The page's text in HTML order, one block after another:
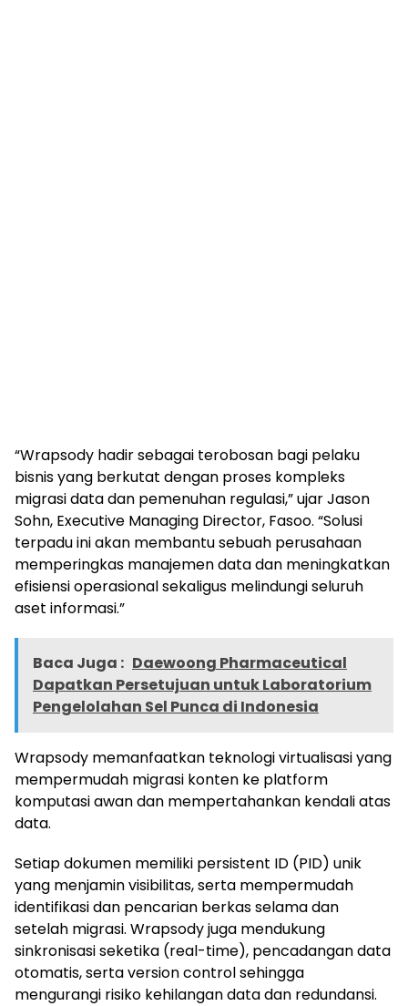
“Wrapsody hadir sebagai terobosan bagi pelaku
bisnis yang berkutat dengan proses kompleks
migrasi data dan pemenuhan regulasi,” ujar Jason
Sohn, Executive Managing Director, Fasoo. “Solusi
terpadu ini akan membantu sebuah perusahaan
memperingkas manajemen data dan meningkatkan
efisiensi operasional sekaligus melindungi seluruh
aset informasi.”
Baca Juga : Daewoong Pharmace­­utical
Dapatkan Persetujuan untuk Laboratorium
Pengelolahan Sel Punca di Indonesia
Wrapsody memanfaatkan teknologi virtualisasi yang
mempermudah migrasi konten ke platform
komputasi awan dan mempertahankan kendali atas
data.
Setiap dokumen memiliki persistent ID (PID) unik
yang menjamin visibilitas, serta mempermudah
identifikasi dan pencarian berkas selama dan
setelah migrasi. Wrapsody juga mendukung
sinkronisasi seketika (real-time), pencadangan data
otomatis, serta version control sehingga
mengurangi risiko kehilangan data dan redundansi.